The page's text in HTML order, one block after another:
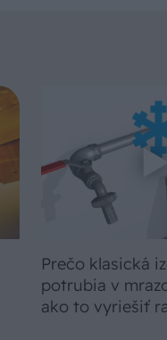
Prečo klasická
potrubia v
ako to vyriešiť